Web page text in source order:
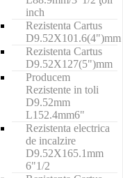
inch
Rezistenta Cartus
D9.52X101.6(4")mm
Rezistenta Cartus
D9.52X127(5")mm
Producem
Rezistente in toli
D9.52mm
L152.4mm6"
Rezistenta electrica
de incalzire
D9.52X165.1mm
6"1/2